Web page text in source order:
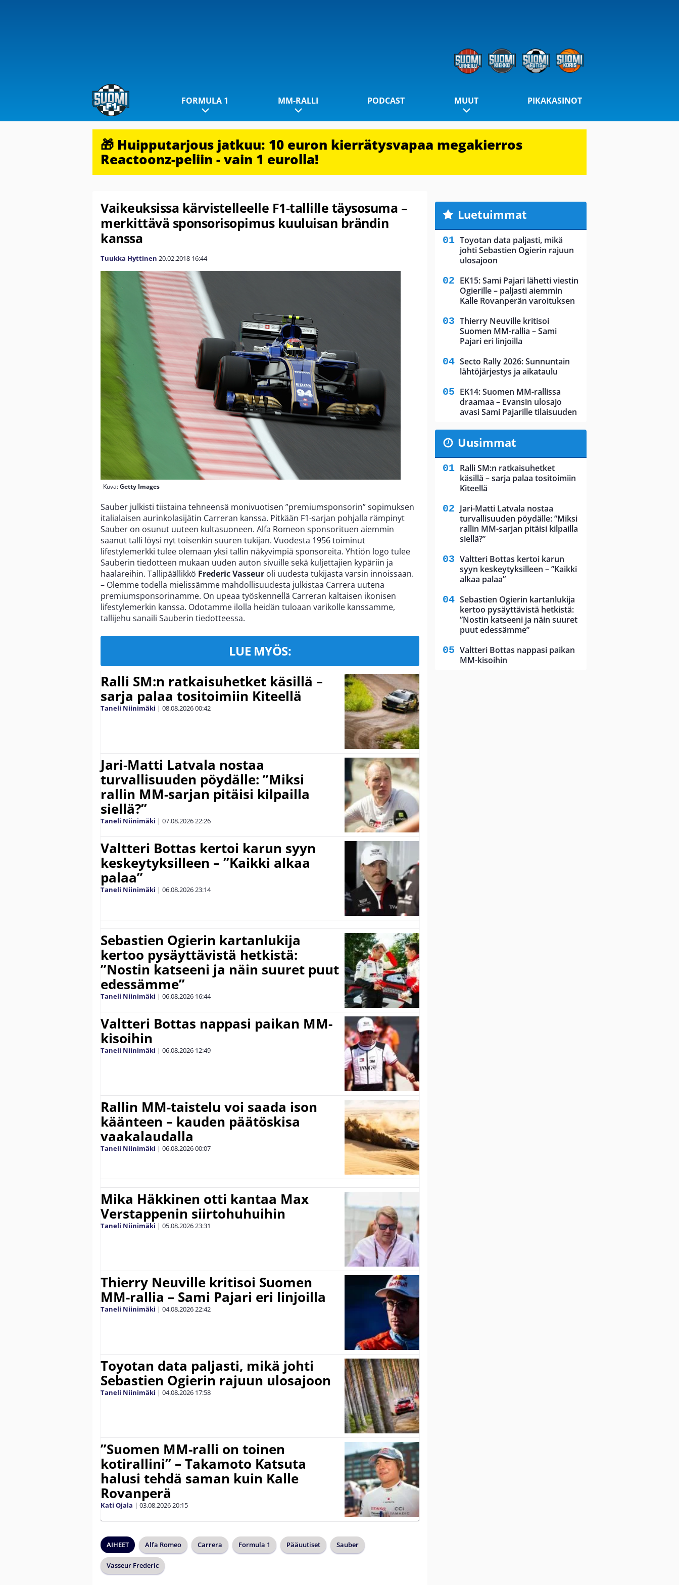
FORMULA 1 MM-RALLI PODCAST MUUT PIKAKASINOT
🎁 Huipputarjous jatkuu: 10 euron kierrätysvapaa megakierros
Reactoonz-peliin - vain 1 eurolla!
Vaikeuksissa kärvistelleelle F1-tallille täysosuma –
merkittävä sponsorisopimus kuuluisan brändin
kanssa
Tuukka Hyttinen 20.02.2018 16:44
Kuva:Getty Images
Sauber julkisti tiistaina tehneensä monivuotisen ”premiumsponsorin” sopimuksen
italialaisen aurinkolasijätin Carreran kanssa. Pitkään F1-sarjan pohjalla rämpinyt
Sauber on osunut uuteen kultasuoneen. Alfa Romeon sponsorituen aiemmin
saanut talli löysi nyt toisenkin suuren tukijan. Vuodesta 1956 toiminut
lifestylemerkki tulee olemaan yksi tallin näkyvimpiä sponsoreita. Yhtiön logo tulee
Sauberin tiedotteen mukaan uuden auton sivuille sekä kuljettajien kypäriin ja
haalareihin. Tallipäällikkö Frederic Vasseur oli uudesta tukijasta varsin innoissaan.
– Olemme todella mielissämme mahdollisuudesta julkistaa Carrera uutena
premiumsponsorinamme. On upeaa työskennellä Carreran kaltaisen ikonisen
lifestylemerkin kanssa. Odotamme ilolla heidän tuloaan varikolle kanssamme,
tallijehu sanaili Sauberin tiedotteessa.
LUE MYÖS:
Ralli SM:n ratkaisuhetket käsillä –
sarja palaa tositoimiin Kiteellä
Taneli Niinimäki | 08.08.202600:42
Jari-Matti Latvala nostaa
turvallisuuden pöydälle: ”Miksi
rallin MM-sarjan pitäisi kilpailla
siellä?”
Taneli Niinimäki | 07.08.202622:26
Valtteri Bottas kertoi karun syyn
keskeytyksilleen – ”Kaikki alkaa
palaa”
Taneli Niinimäki | 06.08.202623:14
Sebastien Ogierin kartanlukija
kertoo pysäyttävistä hetkistä:
”Nostin katseeni ja näin suuret puut
edessämme”
Taneli Niinimäki | 06.08.2026 16:44
Valtteri Bottas nappasi paikan MM-
kisoihin
Taneli Niinimäki | 06.08.2026 12:49
Rallin MM-taistelu voi saada ison
käänteen – kauden päätöskisa
vaakalaudalla
Taneli Niinimäki | 06.08.202600:07
Mika Häkkinen otti kantaa Max
Verstappenin siirtohuhuihin
Taneli Niinimäki | 05.08.202623:31
Thierry Neuville kritisoi Suomen
MM-rallia – Sami Pajari eri linjoilla
Taneli Niinimäki | 04.08.202622:42
Toyotan data paljasti, mikä johti
Sebastien Ogierin rajuun ulosajoon
Taneli Niinimäki | 04.08.2026 17:58
”Suomen MM-ralli on toinen
kotirallini” – Takamoto Katsuta
halusi tehdä saman kuin Kalle
Rovanperä
Kati Ojala | 03.08.202620:15
AIHEET Alfa Romeo Carrera Formula 1 Pääuutiset Sauber
Vasseur Frederic
Luetuimmat
Toyotan data paljasti, mikä
johti Sebastien Ogierin rajuun
ulosajoon
EK15: Sami Pajari lähetti viestin
Ogierille – paljasti aiemmin
Kalle Rovanperän varoituksen
Thierry Neuville kritisoi
Suomen MM-rallia – Sami
Pajari eri linjoilla
Secto Rally 2026: Sunnuntain
lähtöjärjestys ja aikataulu
EK14: Suomen MM-rallissa
draamaa – Evansin ulosajo
avasi Sami Pajarille tilaisuuden
Uusimmat
Ralli SM:n ratkaisuhetket
käsillä – sarja palaa tositoimiin
Kiteellä
Jari-Matti Latvala nostaa
turvallisuuden pöydälle: ”Miksi
rallin MM-sarjan pitäisi kilpailla
siellä?”
Valtteri Bottas kertoi karun
syyn keskeytyksilleen – ”Kaikki
alkaa palaa”
Sebastien Ogierin kartanlukija
kertoo pysäyttävistä hetkistä:
”Nostin katseeni ja näin suuret
puut edessämme”
Valtteri Bottas nappasi paikan
MM-kisoihin